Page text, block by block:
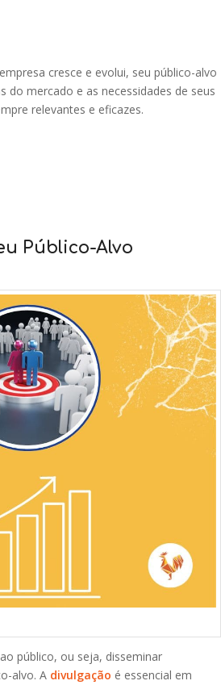
cresce e evolui, seu público-alvo
mercado e as necessidades de seus
relevantes e eficazes.
Público-Alvo
público, ou seja, disseminar
alvo. A divulgação é essencial em